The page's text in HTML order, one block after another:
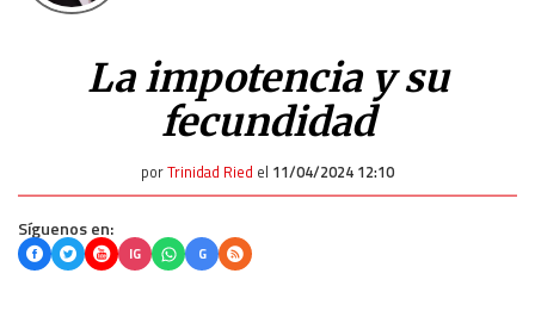
La impotencia y su
fecundidad
porTrinidad Ried el 11/04/2024 12:10
Síguenos en:
IG G